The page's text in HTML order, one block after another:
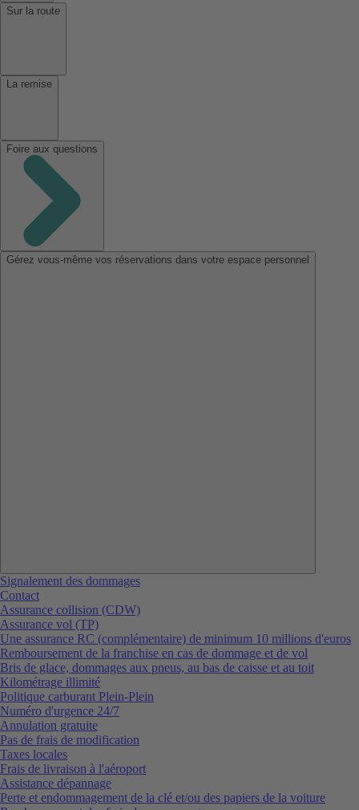
Sur la route
La remise
Foire aux questions
Gérez vous-même vos réservations dans votre espace personnel
Signalement des dommages
Contact
Assurance collision (CDW)
Assurance vol (TP)
Une assurance RC (complémentaire) de minimum 10 millions d'euros
Remboursement de la franchise en cas de dommage et de vol
Bris de glace, dommages aux pneus, au bas de caisse et au toit
Kilométrage illimité
Politique carburant Plein-Plein
Numéro d'urgence 24/7
Annulation gratuite
Pas de frais de modification
Taxes locales
Frais de livraison à l'aéroport
Assistance dépannage
Perte et endommagement de la clé et/ou des papiers de la voiture